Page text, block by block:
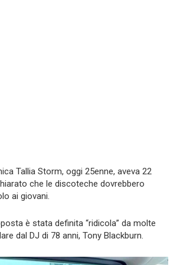
Tallia Storm, oggi 25enne, aveva 22
che le discoteche dovrebbero
ai giovani.
è stata definita “ridicola” da molte
dal DJ di 78 anni, Tony Blackburn.